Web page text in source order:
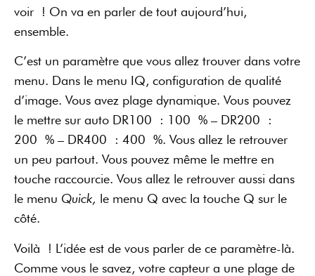
voir ! On va en parler de tout aujourd’hui,
ensemble.
C’est un paramètre que vous allez trouver dans votre
menu. Dans le menu IQ, configuration de qualité
d’image. Vous avez plage dynamique. Vous pouvez
le mettre sur auto DR100 : 100 % – DR200 :
200 % – DR400 : 400 %. Vous allez le retrouver
un peu partout. Vous pouvez même le mettre en
touche raccourcie. Vous allez le retrouver aussi dans
le menu Quick, le menu Q avec la touche Q sur le
côté.
Voilà ! L’idée est de vous parler de ce paramètre-là.
Comme vous le savez, votre capteur a une plage de